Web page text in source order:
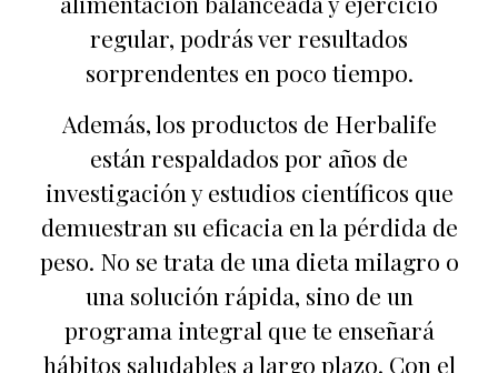
regular, podrás ver resultados
sorprendentes en poco tiempo.
Además, los productos de Herbalife
están respaldados por años de
investigación y estudios científicos que
demuestran su eficacia en la pérdida de
peso. No se trata de una dieta milagro o
una solución rápida, sino de un
programa integral que te enseñará
hábitos saludables a largo plazo. Con el